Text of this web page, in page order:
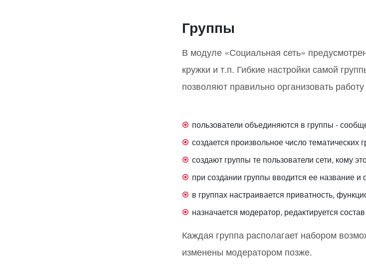
Группы
В модуле «Социальная сеть»
кружки и т.п. Гибкие настройки самой
позволяют правильно организовать
пользователи объединяются в группы -
создается произвольное число тематических
создают группы те пользователи сети, кому
при создании группы вводится ее название
в группах настраивается приватность,
назначается модератор, редактируется
Каждая группа располагает набором
изменены модератором позже.